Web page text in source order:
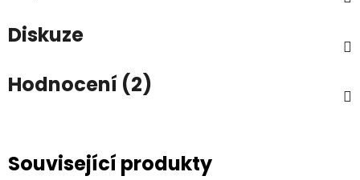
Diskuze
Hodnocení (2)
Související produkty